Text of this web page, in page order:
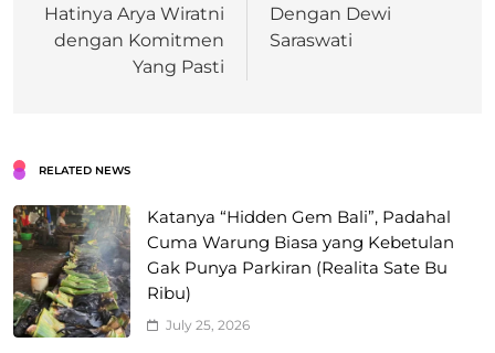
Hatinya Arya Wiratni
dengan Komitmen
Yang Pasti
Dengan Dewi
Saraswati
RELATED NEWS
Katanya “Hidden Gem Bali”, Padahal
Cuma Warung Biasa yang Kebetulan
Gak Punya Parkiran (Realita Sate Bu
Ribu)
July 25, 2026